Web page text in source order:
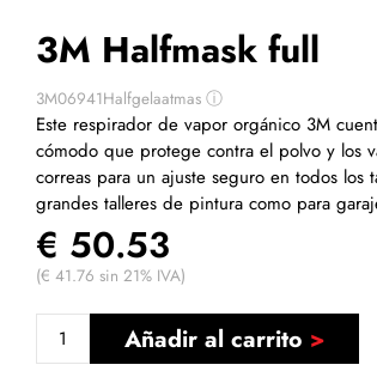
3M Halfmask full
3M06941Halfgelaatmasⓘ
Este respirador de vapor orgánico 3M
cómodo que protege contra el polvo y los
correas para un ajuste seguro en todos los
grandes talleres de pintura como para
€ 50.53
(€ 41.76 sin 21% IVA)
Añadir al carrito